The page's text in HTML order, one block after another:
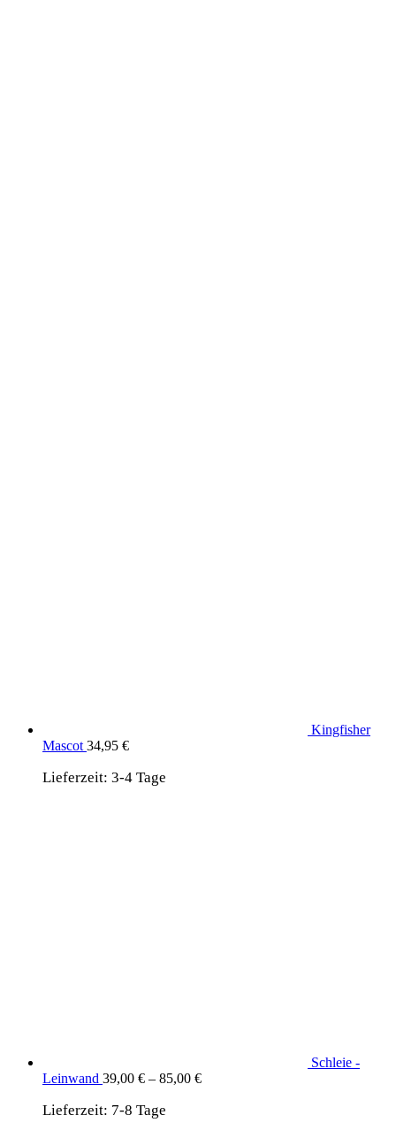
Kingfisher
Mascot 34,95 €
Lieferzeit: 3-4 Tage
Schleie -
Leinwand 39,00 € – 85,00 €
Lieferzeit: 7-8 Tage